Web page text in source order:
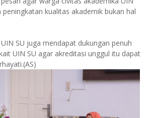
peningkatan kualitas akademik bukan hal
SU juga mendapat dukungan penuh
UIN SU agar akreditasi unggul itu dapat